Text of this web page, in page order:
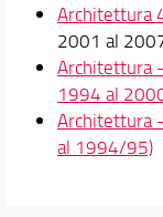
Architettura
2001 al
Architettura
1994 al
Architettura
al 1994/95)